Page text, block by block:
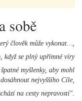
sobě
člověk může vykonat…,
když se plný upřímné víry
myšlenky, aby mohl
dosáhnout nejvyššího Cíle,
na cesty nepravostí".